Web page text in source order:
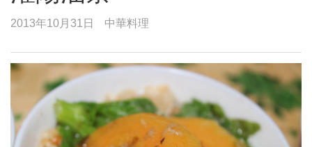
2013年10月31日 中華料理